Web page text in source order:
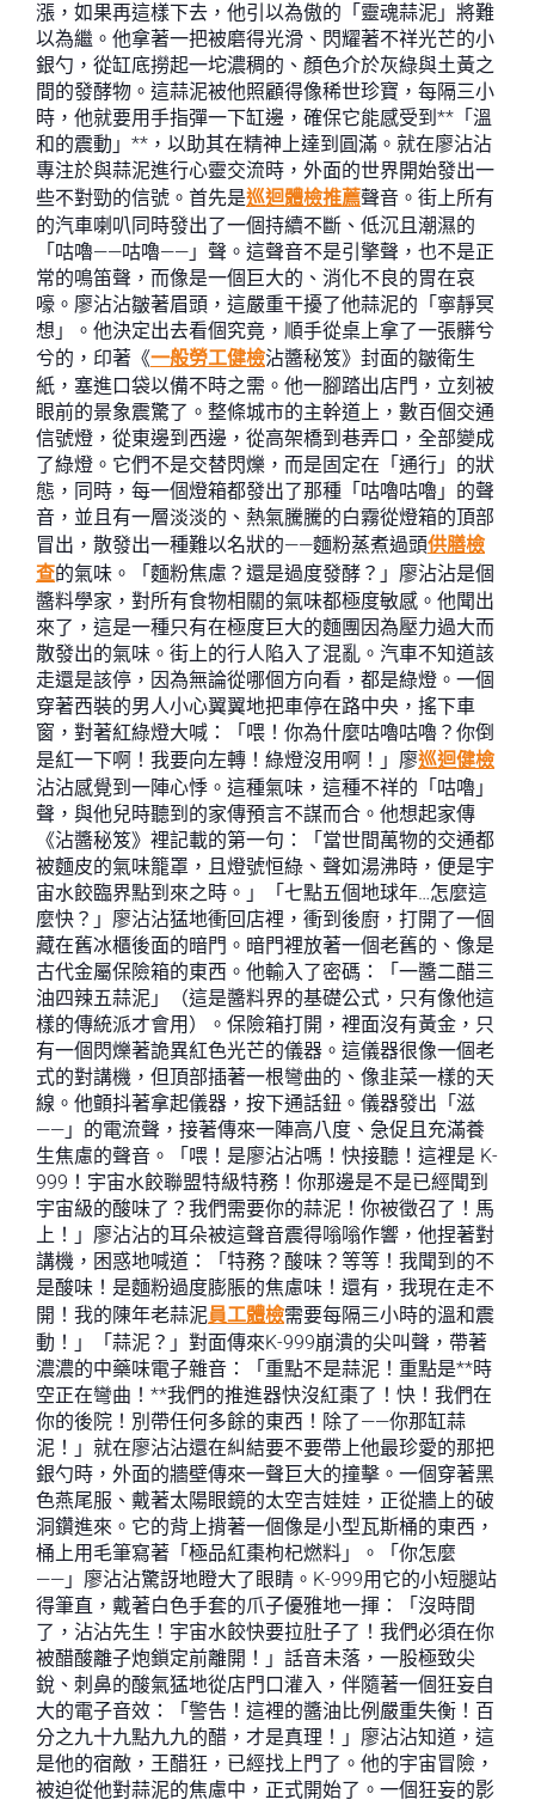
漲，如果再這樣下去，他引以為傲的「靈魂蒜泥」將難
以為繼。他拿著一把被磨得光滑、閃耀著不祥光芒的小
銀勺，從缸底撈起一坨濃稠的、顏色介於灰綠與土黃之
間的發酵物。這蒜泥被他照顧得像稀世珍寶，每隔三小
時，他就要用手指彈一下缸邊，確保它能感受到**「溫
和的震動」**，以助其在精神上達到圓滿。就在廖沾沾
專注於與蒜泥進行心靈交流時，外面的世界開始發出一
些不對勁的信號。首先是巡迴體檢推薦聲音。街上所有
的汽車喇叭同時發出了一個持續不斷、低沉且潮濕的
「咕嚕——咕嚕——」聲。這聲音不是引擎聲，也不是正
常的鳴笛聲，而像是一個巨大的、消化不良的胃在哀
嚎。廖沾沾皺著眉頭，這嚴重干擾了他蒜泥的「寧靜冥
想」。他決定出去看個究竟，順手從桌上拿了一張髒兮
兮的，印著《一般勞工健檢沾醬秘笈》封面的皺衛生
紙，塞進口袋以備不時之需。他一腳踏出店門，立刻被
眼前的景象震驚了。整條城市的主幹道上，數百個交通
信號燈，從東邊到西邊，從高架橋到巷弄口，全部變成
了綠燈。它們不是交替閃爍，而是固定在「通行」的狀
態，同時，每一個燈箱都發出了那種「咕嚕咕嚕」的聲
音，並且有一層淡淡的、熱氣騰騰的白霧從燈箱的頂部
冒出，散發出一種難以名狀的——麵粉蒸煮過頭供膳檢
查的氣味。「麵粉焦慮？還是過度發酵？」廖沾沾是個
醬料學家，對所有食物相關的氣味都極度敏感。他聞出
來了，這是一種只有在極度巨大的麵團因為壓力過大而
散發出的氣味。街上的行人陷入了混亂。汽車不知道該
走還是該停，因為無論從哪個方向看，都是綠燈。一個
穿著西裝的男人小心翼翼地把車停在路中央，搖下車
窗，對著紅綠燈大喊：「喂！你為什麼咕嚕咕嚕？你倒
是紅一下啊！我要向左轉！綠燈沒用啊！」廖巡迴健檢
沾沾感覺到一陣心悸。這種氣味，這種不祥的「咕嚕」
聲，與他兒時聽到的家傳預言不謀而合。他想起家傳
《沾醬秘笈》裡記載的第一句：「當世間萬物的交通都
被麵皮的氣味籠罩，且燈號恒綠、聲如湯沸時，便是宇
宙水餃臨界點到來之時。」「七點五個地球年…怎麼這
麼快？」廖沾沾猛地衝回店裡，衝到後廚，打開了一個
藏在舊冰櫃後面的暗門。暗門裡放著一個老舊的、像是
古代金屬保險箱的東西。他輸入了密碼：「一醬二醋三
油四辣五蒜泥」（這是醬料界的基礎公式，只有像他這
樣的傳統派才會用）。保險箱打開，裡面沒有黃金，只
有一個閃爍著詭異紅色光芒的儀器。這儀器很像一個老
式的對講機，但頂部插著一根彎曲的、像韭菜一樣的天
線。他顫抖著拿起儀器，按下通話鈕。儀器發出「滋
——」的電流聲，接著傳來一陣高八度、急促且充滿養
生焦慮的聲音。「喂！是廖沾沾嗎！快接聽！這裡是 K-
999！宇宙水餃聯盟特級特務！你那邊是不是已經聞到
宇宙級的酸味了？我們需要你的蒜泥！你被徵召了！馬
上！」廖沾沾的耳朵被這聲音震得嗡嗡作響，他捏著對
講機，困惑地喊道：「特務？酸味？等等！我聞到的不
是酸味！是麵粉過度膨脹的焦慮味！還有，我現在走不
開！我的陳年老蒜泥員工體檢需要每隔三小時的溫和震
動！」「蒜泥？」對面傳來K-999崩潰的尖叫聲，帶著
濃濃的中藥味電子雜音：「重點不是蒜泥！重點是**時
空正在彎曲！**我們的推進器快沒紅棗了！快！我們在
你的後院！別帶任何多餘的東西！除了——你那缸蒜
泥！」就在廖沾沾還在糾結要不要帶上他最珍愛的那把
銀勺時，外面的牆壁傳來一聲巨大的撞擊。一個穿著黑
色燕尾服、戴著太陽眼鏡的太空吉娃娃，正從牆上的破
洞鑽進來。它的背上揹著一個像是小型瓦斯桶的東西，
桶上用毛筆寫著「極品紅棗枸杞燃料」。「你怎麼
——」廖沾沾驚訝地瞪大了眼睛。K-999用它的小短腿站
得筆直，戴著白色手套的爪子優雅地一揮：「沒時間
了，沾沾先生！宇宙水餃快要拉肚子了！我們必須在你
被醋酸離子炮鎖定前離開！」話音未落，一股極致尖
銳、刺鼻的酸氣猛地從店門口灌入，伴隨著一個狂妄自
大的電子音效：「警告！這裡的醬油比例嚴重失衡！百
分之九十九點九九的醋，才是真理！」廖沾沾知道，這
是他的宿敵，王醋狂，已經找上門了。他的宇宙冒險，
被迫從他對蒜泥的焦慮中，正式開始了。一個狂妄的影